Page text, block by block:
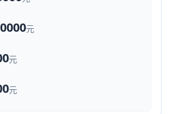
元
元
元